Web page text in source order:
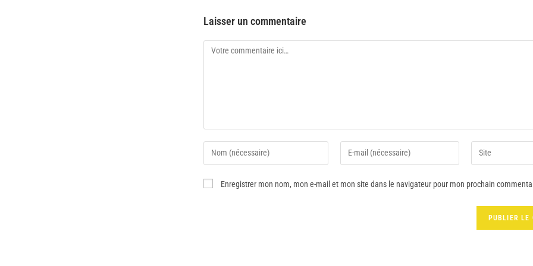
Laisser un commentaire
Enregistrer mon nom, mon e-mail et mon site dans le navigateur pour mon prochain